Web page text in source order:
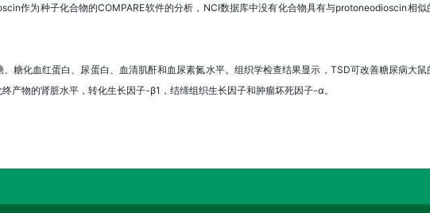
作为种子化合物的COMPARE软件的分析，NCI数据库中没有化合物具有与protoneodioscin相似
糖化血红蛋白、尿蛋白、血清肌酐和血尿素氮水平。组织学检查结果显示，TSD可改善糖尿病大
产物的肾脏水平，转化生长因子-β1，结缔组织生长因子和肿瘤坏死因子-α。